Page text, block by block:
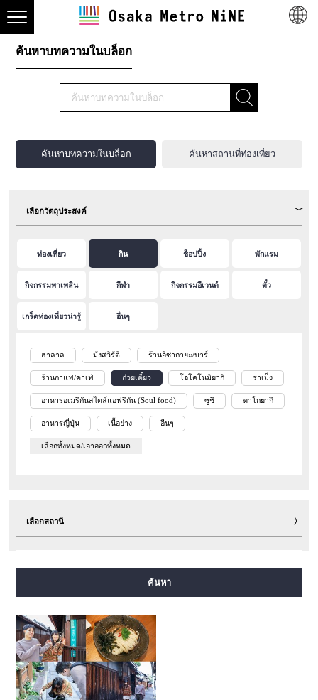
ค้นหาบทความในบล็อก
ค้นหาบทความในบล็อก ค้นหาสถานที่ท่องเที่ยว
เลือกวัตถุประสงค์
ท่องเที่ยว กิน ช็อปปิ้ง พักแรม
กิจกรรมพาเพลิน กีฬา กิจกรรมอีเวนต์ ตั๋ว
เกร็ดท่องเที่ยวน่ารู้ อื่นๆ
ฮาลาล มังสวิรัติ ร้านอิซากายะ/บาร์
ร้านกาแฟ/คาเฟ่ ก๋วยเตี๋ยว โอโคโนมิยากิ ราเม็ง
อาหารอเมริกันสไตล์แอฟริกัน (Soul food) ซูชิ ทาโกยากิ
อาหารญี่ปุ่น เนื้อย่าง อื่นๆ
เลือกทั้งหมด/เอาออกทั้งหมด
เลือกสถานี
สายอิมาซาโตะซุจิ สายนิวแทรม
ค้นหา